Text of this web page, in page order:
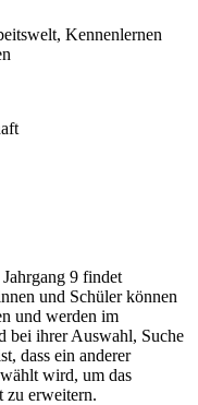
Kennenlernen
9 findet
und Schüler können
und werden im
bei ihrer Auswahl, Suche
dass ein anderer
wird, um das
zu erweitern.